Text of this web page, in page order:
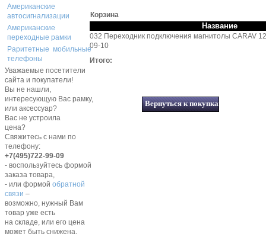
Американские
автосигнализации
Американские
переходные рамки
Раритетные мобильные
телефоны
Уважаемые посетители
сайта и покупатели!
Вы не нашли,
интересующую Вас рамку,
или аксессуар?
Вас не устроила
цена?
Свяжитесь с нами по
телефону:
+7(495)722-99-09
- воспользуйтесь формой
заказа товара,
- или формой обратной
связи –
возможно, нужный Вам
товар уже есть
на складе, или его цена
может быть снижена.
Корзина
Название
032 Переходник подключения магнитолы CARAV
09-10
Итого: